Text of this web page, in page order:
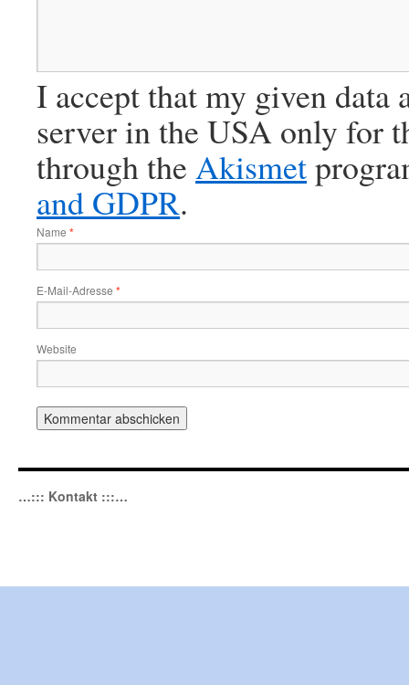
I accept that my given data
server in the USA only for
through the Akismet
and GDPR.
Name *
E-Mail-Adresse *
Website
…::: Kontakt :::…